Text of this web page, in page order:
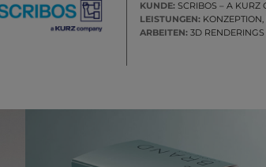
KUNDE: SCRIBOS – A KURZ
LEISTUNGEN:
ARBEITEN: 3D